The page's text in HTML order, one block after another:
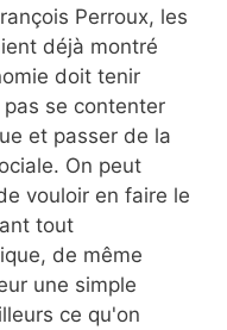
Perroux, les
déjà montré
doit tenir
pas se contenter
et passer de la
On peut
vouloir en faire le
tout
de même
une simple
ce qu'on